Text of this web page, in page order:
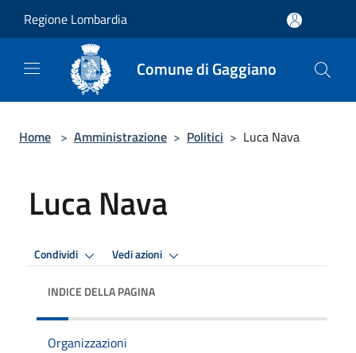
Regione Lombardia
Comune di Gaggiano
Home > Amministrazione > Politici > Luca Nava
Luca Nava
Condividi Vedi azioni
INDICE DELLA PAGINA
Organizzazioni